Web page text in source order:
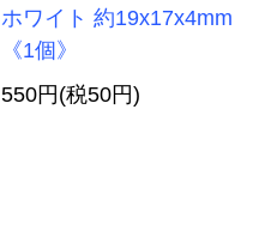
ホワイト 約19x17x4mm
《1個》
550円(税50円)